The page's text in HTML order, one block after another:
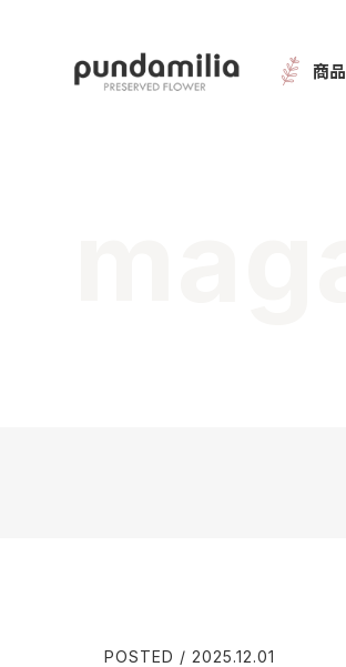
商品
POSTED / 2025.12.01